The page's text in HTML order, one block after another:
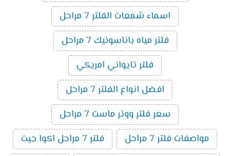
اسماء شمعات الفلتر 7 مراحل
فلتر مياه باناسونيك 7 مراحل
فلتر تايواني امريكي
افضل انواع الفلتر 7 مراحل
سعر فلتر ووتر ماست 7 مراحل
مواصفات فلتر 7 مراحل
فلتر 7 مراحل اكوا جيت